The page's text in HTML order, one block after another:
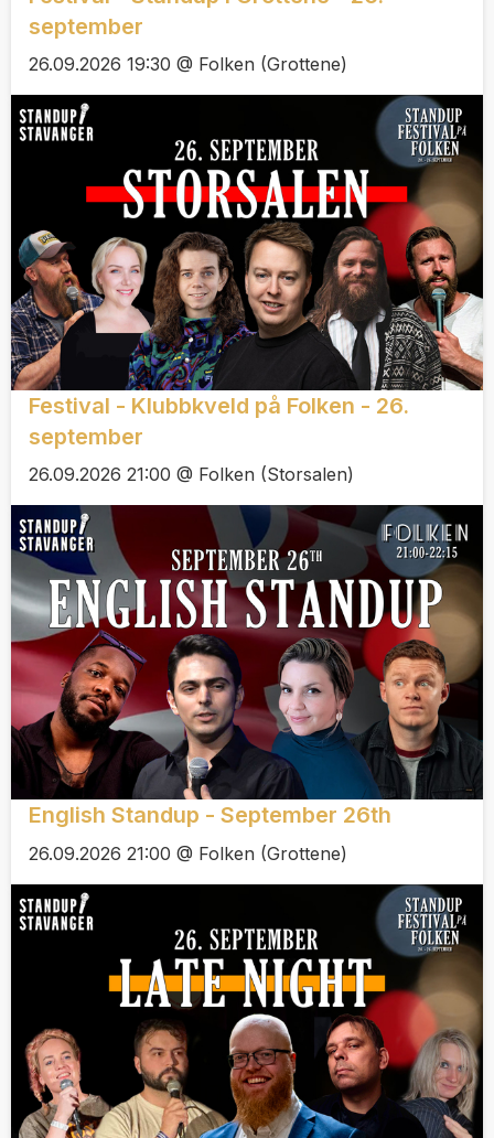
september
26.09.2026 19:30 @ Folken (Grottene)
Festival - Klubbkveld på Folken - 26.
september
26.09.2026 21:00 @ Folken (Storsalen)
English Standup - September 26th
26.09.2026 21:00 @ Folken (Grottene)